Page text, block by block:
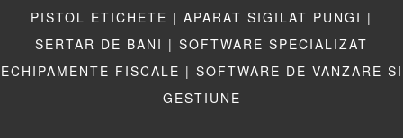
PISTOL ETICHETE | APARAT SIGILAT PUNGI |
SERTAR DE BANI | SOFTWARE SPECIALIZAT
ECHIPAMENTE FISCALE | SOFTWARE DE VANZARE SI
GESTIUNE